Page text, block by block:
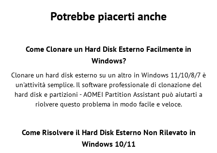
Potrebbe piacerti anche
Come Clonare un Hard Disk Esterno Facilmente in
Windows?
Clonare un hard disk esterno su un altro in Windows 11/10/8/7 è
un'attività semplice. Il software professionale di clonazione del
hard disk e partizioni - AOMEI Partition Assistant può aiutarti a
riolvere questo problema in modo facile e veloce.
Come Risolvere il Hard Disk Esterno Non Rilevato in
Windows 10/11